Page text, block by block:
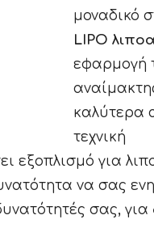
μοναδικό
LIPO
εφαρμογή
καλύτερα
τεχνική
εξοπλισμό για
να σας
σας, για